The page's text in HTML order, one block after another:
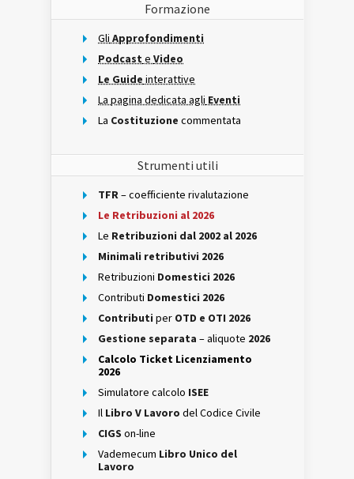
Formazione
Gli Approfondimenti
Podcast e Video
Le Guide interattive
La pagina dedicata agli Eventi
La Costituzione commentata
Strumenti utili
TFR– coefficiente rivalutazione
Le Retribuzioni al 2026
Le Retribuzioni dal 2002 al 2026
Minimali retributivi 2026
Retribuzioni Domestici 2026
Contributi Domestici 2026
Contributi per OTD e OTI 2026
Gestione separata – aliquote 2026
Calcolo Ticket Licenziamento
2026
Simulatore calcolo ISEE
Il Libro V Lavoro del Codice Civile
CIGS on-line
Vademecum Libro Unico del
Lavoro